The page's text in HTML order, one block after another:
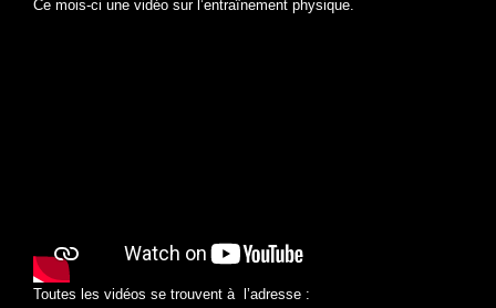
Ce mois-ci une vidéo sur l’entraînement physique.
Toutes les vidéos se trouvent à l’adresse :